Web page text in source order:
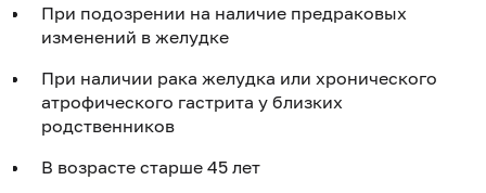
При подозрении на наличие предраковых
изменений в желудке
При наличии рака желудка или хронического
атрофического гастрита у близких
родственников
В возрасте старше 45 лет